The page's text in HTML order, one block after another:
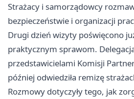
Strażacy i samorządowcy
bezpieczeństwie i organizacji
Drugi dzień wizyty poświęcono
praktycznym sprawom.
przedstawicielami Komisji
później odwiedziła remizę
Rozmowy dotyczyły tego, jak